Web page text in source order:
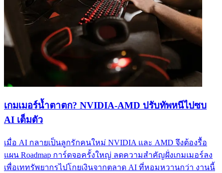
เกมเมอร์น้ำตาตก? NVIDIA-AMD ปรับทัพหนีไปซบ
AI เต็มตัว
เมื่อ AI กลายเป็นลูกรักคนใหม่ NVIDIA และ AMD จึงต้องรื้อ
แผน Roadmap การ์ดจอครั้งใหญ่ ลดความสำคัญฝั่งเกมเมอร์ลง
เพื่อเททรัพยากรไปโกยเงินจากตลาด AI ที่หอมหวานกว่า งานนี้